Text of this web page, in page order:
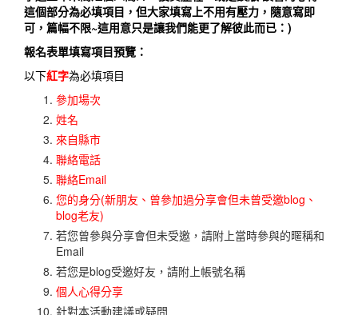
這個部分為必填項目，但大家填寫上不用有壓力，隨意寫即
可，篇幅不限~這用意只是讓我們能更了解彼此而已：)
報名表單填寫項目預覽：
以下紅字為必填項目
參加場次
姓名
來自縣市
聯絡電話
聯絡Email
您的身分(新朋友、曾參加過分享會但未曾受邀blog、
blog老友)
若您曾參與分享會但未受邀，請附上當時參與的暱稱和
Email
若您是blog受邀好友，請附上帳號名稱
個人心得分享
針對本活動建議或疑問